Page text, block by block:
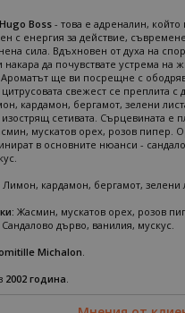
Hugo Boss - това е адреналин, който
с енергия за действие,
сила. Вдъхновен от духа на
да почувствате устрема на
Ароматът ще ви посрещне с
свежест се преплита с
кардамон, бергамот, зелени
сетивата. Сърцевината е
мускатов орех, розов пипер.
в основните нюанси -
Лимон, кардамон, бергамот, зелени
Жасмин, мускатов орех, розов
Сандалово дърво, ванилия, мускус.
Michalon.
2002 година.